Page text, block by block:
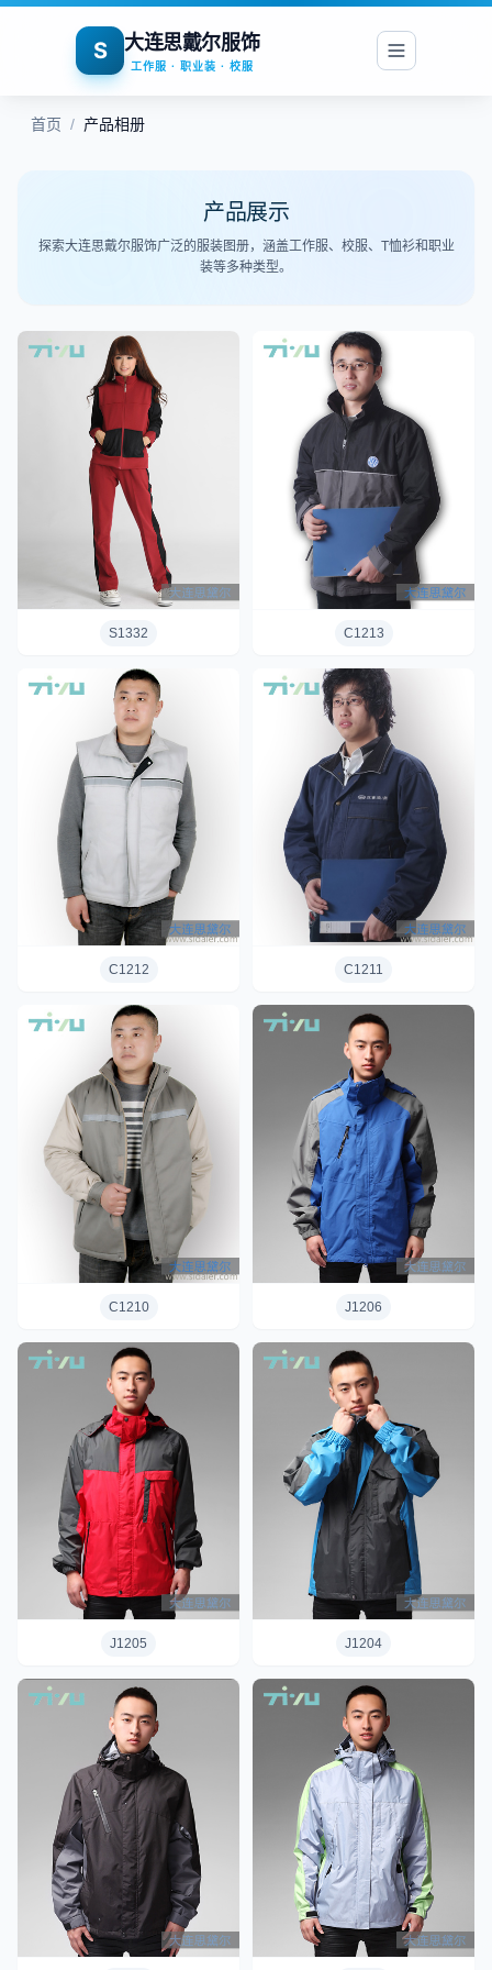
S 大连思戴尔服饰
工作服 · 职业装 · 校服
首页 / 产品相册
产品展示
探索大连思戴尔服饰广泛的服装图册，涵盖工作服、校服、T恤衫和职业
装等多种类型。
S1332 C1213
C1212 C1211
C1210 J1206
J1205 J1204